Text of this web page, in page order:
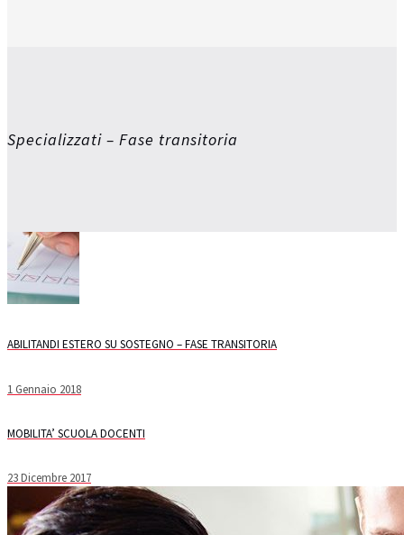
Specializzati – Fase transitoria
ABILITANDI ESTERO SU SOSTEGNO – FASE TRANSITORIA
1 Gennaio 2018
MOBILITA’ SCUOLA DOCENTI
23 Dicembre 2017